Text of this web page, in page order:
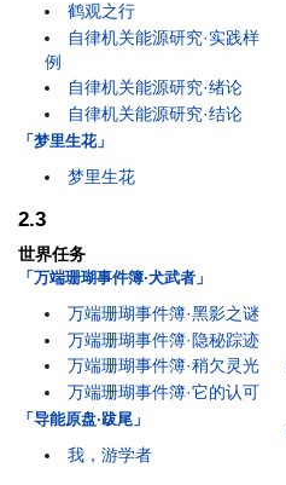
鹤观之行
自律机关能源研究·实践样
例
自律机关能源研究·绪论
自律机关能源研究·结论
「梦里生花」
梦里生花
2.3
世界任务
「万端珊瑚事件簿·犬武者」
万端珊瑚事件簿·黑影之谜
万端珊瑚事件簿·隐秘踪迹
万端珊瑚事件簿·稍欠灵光
万端珊瑚事件簿·它的认可
「导能原盘·跋尾」
我，游学者